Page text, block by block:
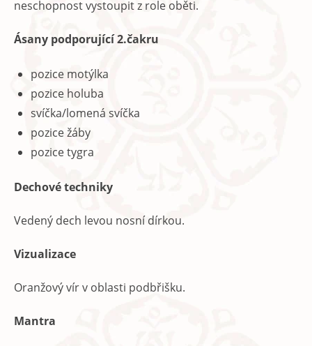
neschopnost vystoupit z role oběti.
Ásany podporující 2.čakru
pozice motýlka
pozice holuba
svíčka/lomená svíčka
pozice žáby
pozice tygra
Dechové techniky
Vedený dech levou nosní dírkou.
Vizualizace
Oranžový vír v oblasti podbřišku.
Mantra